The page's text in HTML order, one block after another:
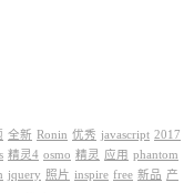
全新 Ronin 优秀 javascript 2017
精灵4 osmo 精灵 应用 phantom
jquery 照片 inspire free 新品 产